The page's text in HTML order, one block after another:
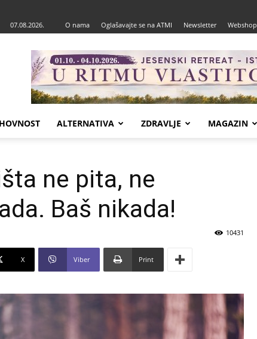
07.08.2026. O nama Oglašavajte se na ATMI Newsletter Webshop
ALTERNATIVA ZDRAVLJE MAGAZIN
ne pita, ne
Baš nikada!
10431
X Viber Print